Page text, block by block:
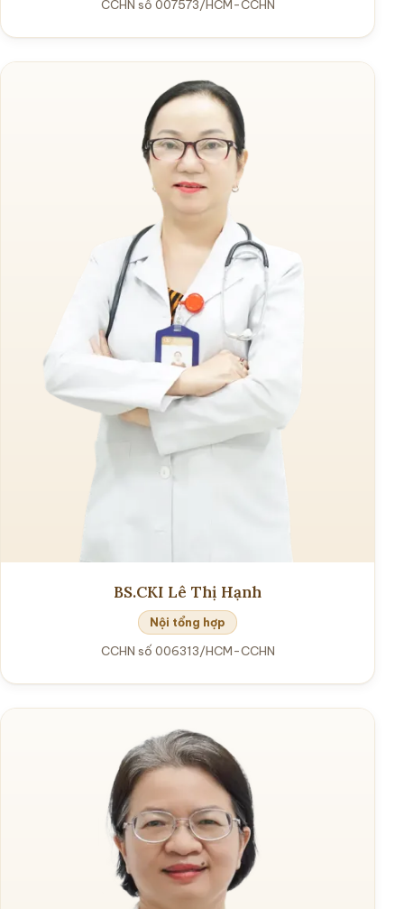
CCHN số 007573/HCM-CCHN
BS.CKI Lê Thị Hạnh
Nội tổng hợp
CCHN số 006313/HCM-CCHN